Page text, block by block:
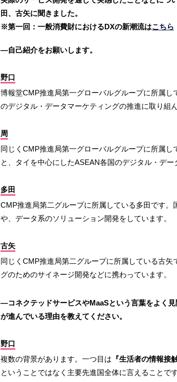
田、古矢に聞きました。
※第一回：一般消費財におけるDXの新潮流はこちら
―自己紹介をお願いします。
野口
博報堂CMP推進局第一グローバルグループに所属
のデジタル・データマーケティングの推進に取り組
周
同じくCMP推進局第一グローバルグループに所属
と、タイを中心にしたASEAN各国のデジタル・デー
多田
CMP推進局第二グループに所属している多田です
や、データ系のソリューション開発をしています。
古矢
同じくCMP推進局第二グループに所属している古
グのためのサイネージ開発などに携わっています。
―コネクテッドサービスやMaaSという言葉をよく
が進んでいる理由を教えてください。
野口
複数の背景があります。一つ目は 『生活者の情報接
ということではなく主要先進国全体に言えることで